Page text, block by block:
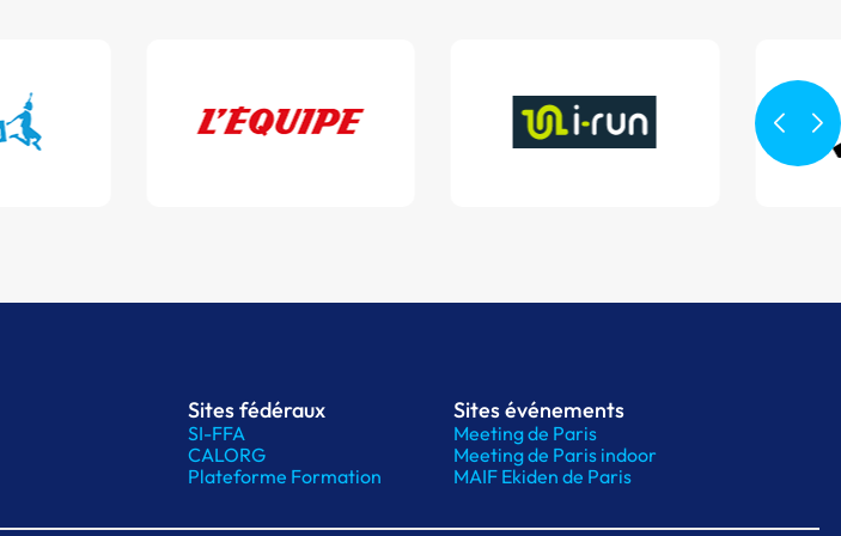
Sites fédéraux
SI-FFA
CALORG
Plateforme Formation
Sites événements
Meeting de Paris
Meeting de Paris indoor
MAIF Ekiden de Paris